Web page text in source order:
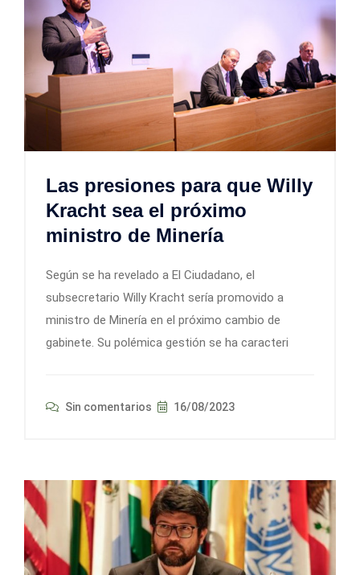
Las presiones para que Willy
Kracht sea el próximo
ministro de Minería
Según se ha revelado a El Ciudadano, el
subsecretario Willy Kracht sería promovido a
ministro de Minería en el próximo cambio de
gabinete. Su polémica gestión se ha caracteri
Sin comentarios 16/08/2023